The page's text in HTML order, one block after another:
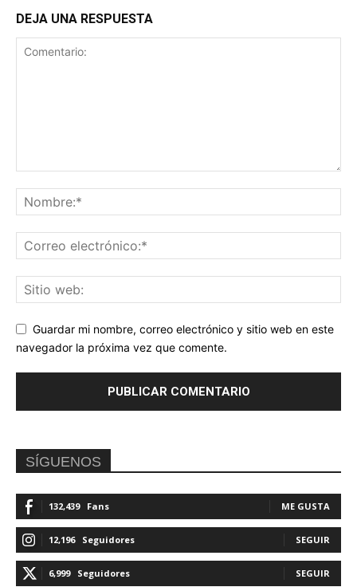
DEJA UNA RESPUESTA
Guardar mi nombre, correo electrónico y sitio web en este
navegador la próxima vez que comente.
SÍGUENOS
132,439 Fans ME GUSTA
12,196 Seguidores SEGUIR
6,999 Seguidores SEGUIR